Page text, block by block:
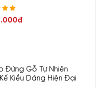
"ăn gian" diện tích ảo tạo
năng cách âm cách nhiệt và
môi trường, đặc biệt là các
sáng tự nhiên và tính thẩm
Đứng Gỗ Tự Nhiên
Kế Kiểu Dáng Hiện Đại